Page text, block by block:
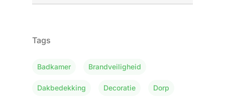
Tags
Badkamer Brandveiligheid
Dakbedekking Decoratie Dorp